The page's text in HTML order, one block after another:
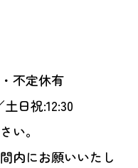
不定休有
日祝:12:30
い。
内にお願いいたし